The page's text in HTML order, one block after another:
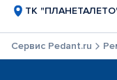
ТК
Сервис Pedant.ru